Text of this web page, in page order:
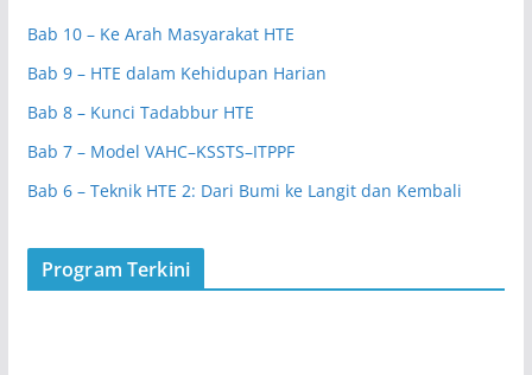
Bab 10 – Ke Arah Masyarakat HTE
Bab 9 – HTE dalam Kehidupan Harian
Bab 8 – Kunci Tadabbur HTE
Bab 7 – Model VAHC–KSSTS–ITPPF
Bab 6 – Teknik HTE 2: Dari Bumi ke Langit dan Kembali
Program Terkini